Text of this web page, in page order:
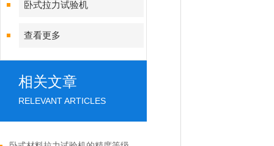
卧式拉力试验机
查看更多
相关文章
RELEVANT ARTICLES